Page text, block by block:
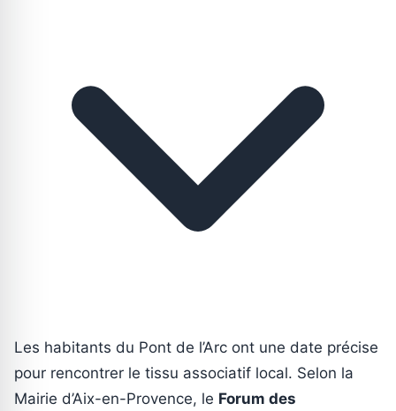
Les habitants du Pont de l’Arc ont une date précise
pour rencontrer le tissu associatif local. Selon la
Mairie d’Aix-en-Provence, le Forum des